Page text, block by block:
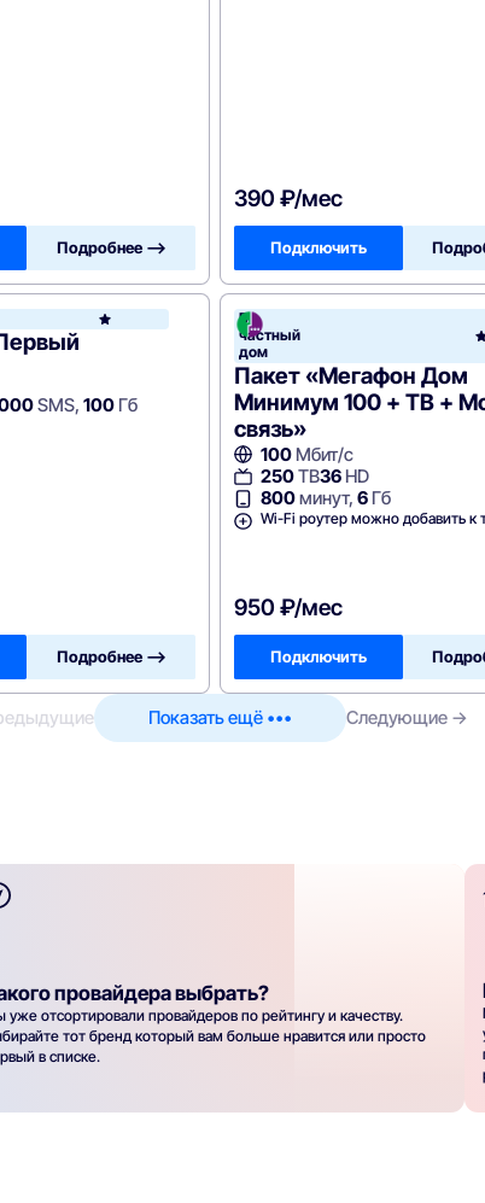
Подробнее —>
390 ₽/мес
Подключить
SMS, 100Гб
Подробнее —>
В
частный
дом
Пакет «Мегафон Дом
Минимум 100 + ТВ +
связь»
100 Мбит/с
250ТВ36 HD
800минут,6 Гб
Wi-Fi роутер можно добавить к
950 ₽/мес
Подключить
Показать ещё ••• Следующие →
провайдера выбрать?
уже отсортировали провайдеров по рейтингу и качеству.
тот бренд который вам больше нравится или просто
в списке.